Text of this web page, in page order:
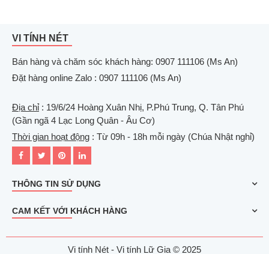
VI TÍNH NÉT
Bán hàng và chăm sóc khách hàng: 0907 111106 (Ms An)
Đặt hàng online Zalo : 0907 111106 (Ms An)
Địa chỉ: 19/6/24 Hoàng Xuân Nhị, P.Phú Trung, Q. Tân Phú
(Gần ngã 4 Lạc Long Quân - Âu Cơ)
Thời gian hoạt động : Từ 09h - 18h mỗi ngày (Chúa Nhật nghỉ)
THÔNG TIN SỬ DỤNG
CAM KẾT VỚI KHÁCH HÀNG
Vi tính Nét - Vi tính Lữ Gia © 2025